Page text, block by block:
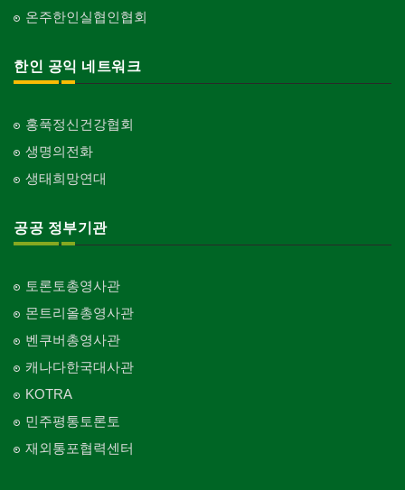
온주한인실협인협회
한인 공익 네트워크
홍푹정신건강협회
생명의전화
생태희망연대
공공 정부기관
토론토총영사관
몬트리올총영사관
벤쿠버총영사관
캐나다한국대사관
KOTRA
민주평통토론토
재외통포협력센터